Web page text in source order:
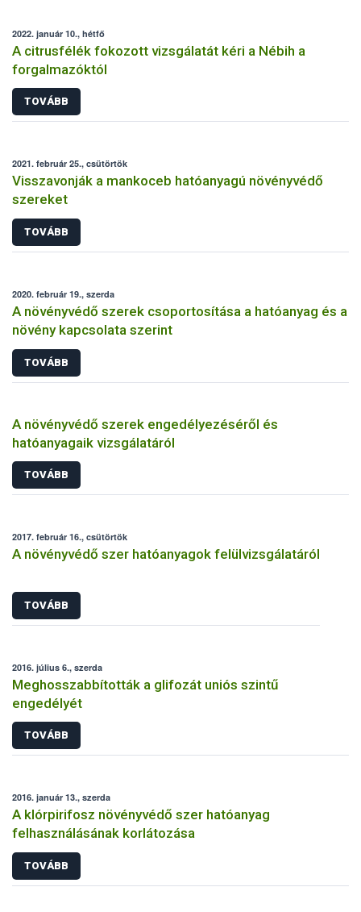
2022. január 10., hétfő
A citrusfélék fokozott vizsgálatát kéri a Nébih a
forgalmazóktól
TOVÁBB
2021. február 25., csütörtök
Visszavonják a mankoceb hatóanyagú növényvédő
szereket
TOVÁBB
2020. február 19., szerda
A növényvédő szerek csoportosítása a hatóanyag és a
növény kapcsolata szerint
TOVÁBB
A növényvédő szerek engedélyezéséről és
hatóanyagaik vizsgálatáról
TOVÁBB
2017. február 16., csütörtök
A növényvédő szer hatóanyagok felülvizsgálatáról
TOVÁBB
2016. július 6., szerda
Meghosszabbították a glifozát uniós szintű
engedélyét
TOVÁBB
2016. január 13., szerda
A klórpirifosz növényvédő szer hatóanyag
felhasználásának korlátozása
TOVÁBB